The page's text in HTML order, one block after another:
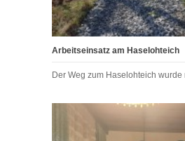
Arbeitseinsatz am Haselohteich
Der Weg zum Haselohteich wurde